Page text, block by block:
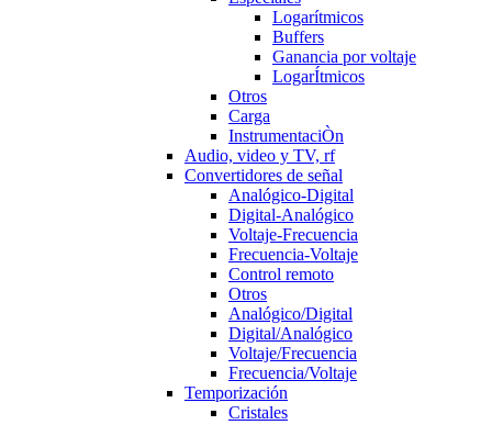
Logarítmicos
Buffers
Ganancia por voltaje
LogarÍtmicos
Otros
Carga
InstrumentaciÒn
Audio, video y TV, rf
Convertidores de señal
Analógico-Digital
Digital-Analógico
Voltaje-Frecuencia
Frecuencia-Voltaje
Control remoto
Otros
Analógico/Digital
Digital/Analógico
Voltaje/Frecuencia
Frecuencia/Voltaje
Temporización
Cristales